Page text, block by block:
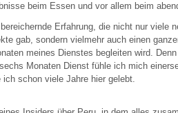
beim Essen und vor allem beim
Erfahrung, die nicht nur viele
gab, sondern vielmehr auch einen
meines Dienstes begleiten wird.
Monaten Dienst fühle ich mich
schon viele Jahre hier gelebt.